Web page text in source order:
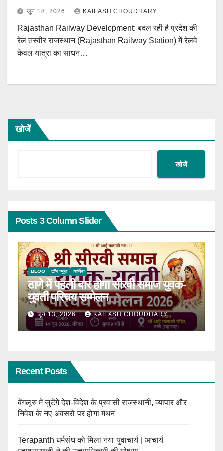
जून 18, 2026 KAILASH CHOUDHARY
Rajasthan Railway Development: बदल रही है प्रदेश की
रेल तस्वीर राजस्थान (Rajasthan Railway Station) में रेलवे
केवल यात्रा का साधन…
खोजें
खोजें
Posts 3 Column Slider
BLOG टॉप न्यूज़ धार्मिक
ठाणे में पहली बार होगा सीरवी समाज युवक-
युवती परिचय सम्मेलन
जून 13, 2026 KAILASH CHOUDHARY
Recent Posts
बेंगलूरु में जुटेंगे देश-विदेश के प्रवासी राजस्थानी, व्यापार और
निवेश के नए अवसरों पर होगा मंथन
Terapanth धर्मसंघ को मिला नया युवाचार्य | आचार्य